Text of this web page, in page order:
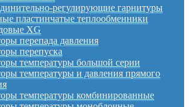
регулирующие гарнитуры
пластинчатые теплообменники
XG
перепада давления
перепуска
температуры большой серии
температуры и давления прямого
температуры комбинированные